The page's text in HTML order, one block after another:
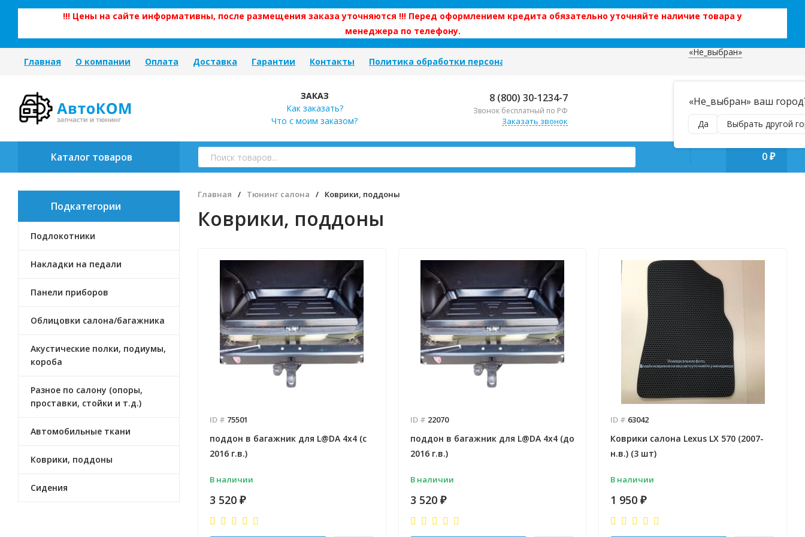
!!! Цены на сайте информативны, после размещения заказа уточняются !!! Перед оформлением кредита обязательно уточняйте наличие товара у
менеджера по телефону.
Главная О компании Оплата Доставка Гарантии Контакты Политика обработки персональных данных
«Не_выбран»
«Не_выбран» ваш
Да Выбрать другой
ЗАКАЗ
Как заказать?
Что с моим заказом?
8 (800) 30-1234-7
Звонок бесплатный по РФ
Заказать звонок
наложенным платежом!
manager@regiontehsnab.ru
Каталог товаров 0 ₽
Подкатегории
Подлокотники
Накладки на педали
Панели приборов
Облицовки салона/багажника
Акустические полки, подиумы,
короба
Разное по салону (опоры,
проставки, стойки и т.д.)
Автомобильные ткани
Коврики, поддоны
Сидения
Главная / Тюнинг салона / Коврики, поддоны
Коврики, поддоны
ID # 75501
поддон в багажник для L@DA 4x4 (с
2016 г.в.)
В наличии
3 520 ₽
ID # 22070
поддон в багажник для L@DA 4x4 (до
2016 г.в.)
В наличии
3 520 ₽
ID # 63042
Коврики салона Lexus LX 570 (2007-
н.в.) (3 шт)
В наличии
1 950₽